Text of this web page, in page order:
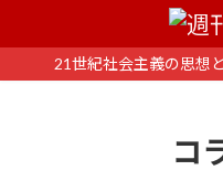
ン
ー
21世紀社会主義の思想
コ